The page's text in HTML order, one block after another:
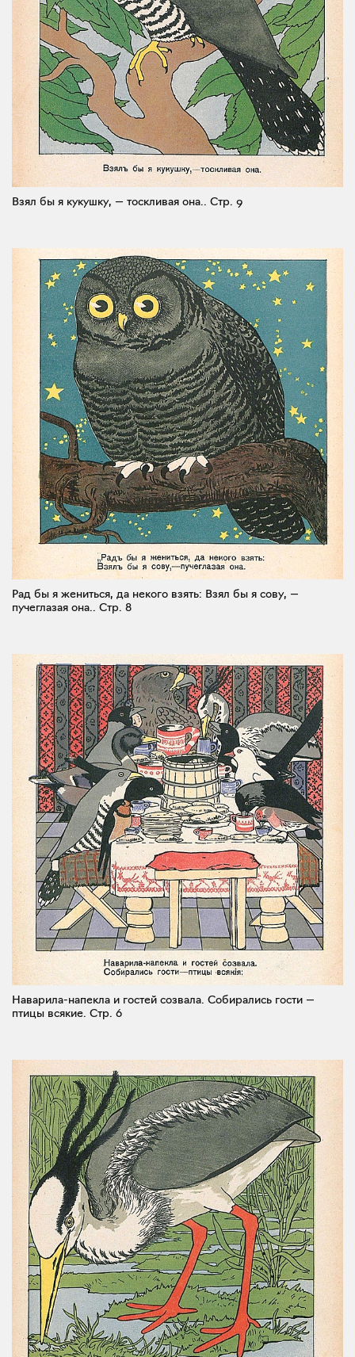
Взял бы я кукушку, — тоскливая она.. Стр. 9
Рад бы я жениться, да некого взять: Взял бы я сову, —
пучеглазая она.. Стр. 8
Наварила-напекла и гостей созвала. Собирались гости —
птицы всякие. Стр. 6